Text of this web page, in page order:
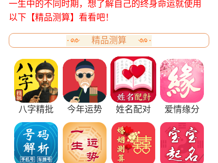
一生中的不同时期，想了解自己的终身命运就使用
以下【精品测算】看看吧！
精品测算
八字精批 今年运势 姓名配对 爱情缘分